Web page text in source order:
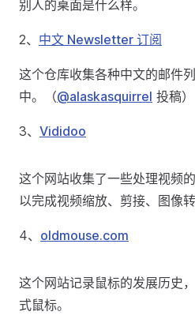
别人的桌面是什么样。
2、 中文 Newsletter 订阅
这个仓库收集各种中文的邮件
中。（@alaskasquirrel 投稿）
3、 Vididoo
这个网站收集了一些处理视频
以完成视频缩放、剪接、图像
4、 oldmouse.com
这个网站记录鼠标的发展历史
式鼠标。